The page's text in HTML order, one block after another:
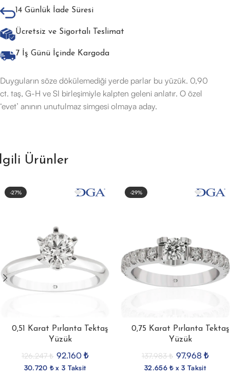
14 Günlük İade Süresi
Ücretsiz ve Sigortalı Teslimat
7 İş Günü İçinde Kargoda
Duyguların söze dökülemediği yerde parlar bu yüzük. 0,90
ct. taş, G-H ve SI birleşimiyle kalpten geleni anlatır. O özel
‘evet’ anının unutulmaz simgesi olmaya aday.
Ürünler
-27%
0,51 Karat Pırlanta Tektaş
Yüzük
126.247₺ 92.160 ₺
30.720 ₺ x 3 Taksit
-29%
0,75 Karat Pırlanta Tektaş
Yüzük
137.983₺ 97.968 ₺
32.656 ₺ x 3 Taksit